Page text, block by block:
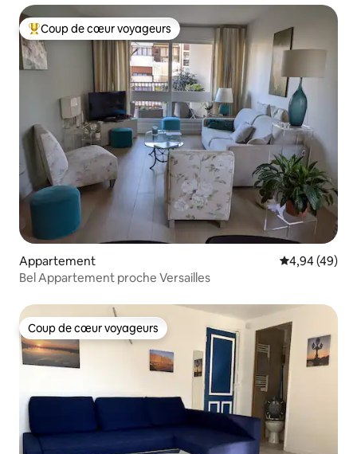
Coups de cœur voyageurs les plus appréciés
Coup de cœur voyageurs
Appartement Évaluation
4,94 (49)
Bel Appartement proche Versailles
Coup de cœur voyageurs
Coup de cœur voyageurs